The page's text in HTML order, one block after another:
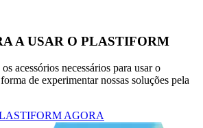
A USAR O PLASTIFORM
acessórios necessários para usar o
de experimentar nossas soluções pela
AGORA